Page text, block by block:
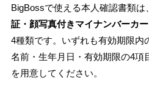
BigBossで使える本人確認書類は
証・顔写真付きマイナンバーカ
4種類です。いずれも有効期限内
名前・生年月日・有効期限の4項
を用意してください。